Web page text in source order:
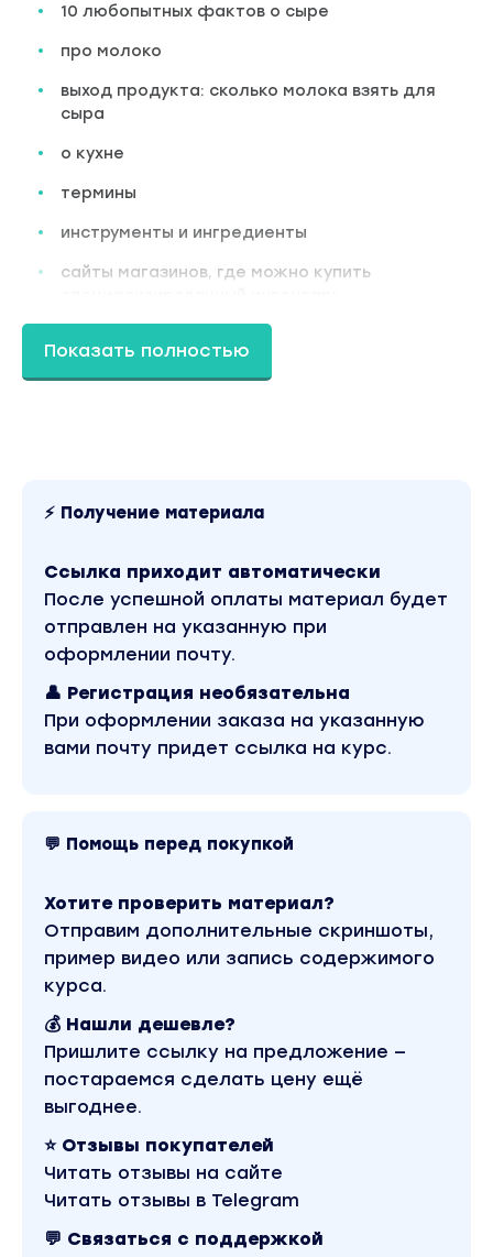
10 любопытных фактов о сыре
про молоко
выход продукта: сколько молока взять для
сыра
о кухне
термины
инструменты и ингредиенты
сайты магазинов, где можно купить
Фета
Имеретинский
Страчателла
Буррата
Камамбер
Бри
Качотта
Вы находитесь на странице товара «Анна
Комарова - Мамин сыр». Это версия материала
стоимость курса у автора составляет 2290
рублей. В магазине Coursx.net материал
в рубрику «Кулинария». Другие материалы
автора «Анна Комарова» можно найти через
поиск по сайту.
Показать полностью
⚡ Получение материала
Ссылка приходит автоматически
После успешной оплаты материал будет
отправлен на указанную при
оформлении почту.
👤 Регистрация необязательна
При оформлении заказа на указанную
вами почту придет ссылка на курс.
💬 Помощь перед покупкой
Хотите проверить материал?
Отправим дополнительные скриншоты,
пример видео или запись содержимого
курса.
💰 Нашли дешевле?
Пришлите ссылку на предложение —
постараемся сделать цену ещё
выгоднее.
⭐ Отзывы покупателей
Читать отзывы на сайте
Читать отзывы в Telegram
💬 Связаться с поддержкой